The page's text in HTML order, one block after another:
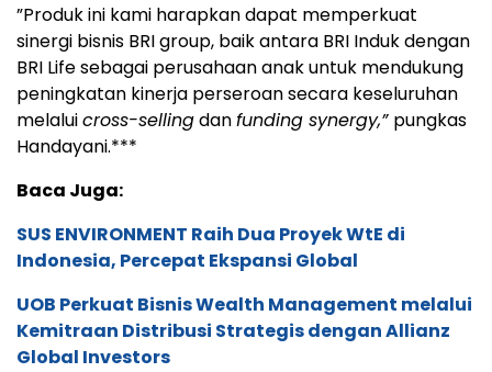
”Produk ini kami harapkan dapat memperkuat
sinergi bisnis BRI group, baik antara BRI Induk dengan
BRI Life sebagai perusahaan anak untuk mendukung
peningkatan kinerja perseroan secara keseluruhan
melaluicross-sellingdanfunding synergy,” pungkas
Handayani.***
Baca Juga:
SUS ENVIRONMENT Raih Dua Proyek WtE di
Indonesia, Percepat Ekspansi Global
UOB Perkuat Bisnis Wealth Management melalui
Kemitraan Distribusi Strategis dengan Allianz
Global Investors